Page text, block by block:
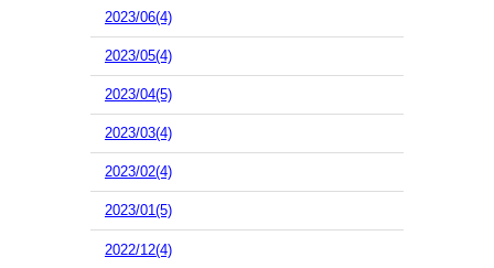
2023/06(4)
2023/05(4)
2023/04(5)
2023/03(4)
2023/02(4)
2023/01(5)
2022/12(4)